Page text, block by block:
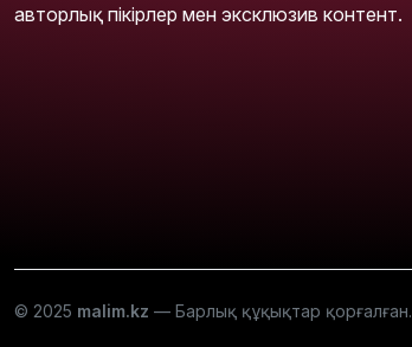
авторлық пікірлер мен эксклюзив контент.
© 2025 malim.kz — Барлық құқықтар қорғалған.